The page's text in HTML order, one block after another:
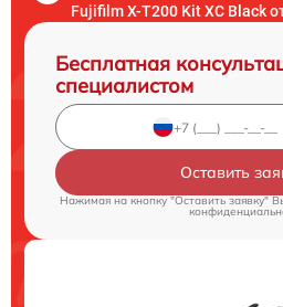
Fujifilm X-T200 Kit XC Black
Бесплатная
специалистом
Оставить
Нажимая на кнопку "Оставить заявку"